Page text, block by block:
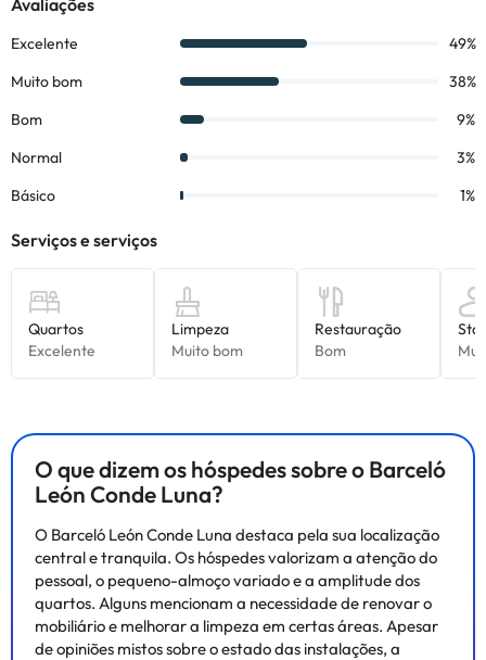
uma extensa lista de vinhos com designação de origem. E, para
American Bar (aberto das 20:00 às 02:00), onde você pode
relaxar e saborear as autênticas obras de arte que compõem o
Alguns dos serviços indicados podem ter custos adicionais. Pode
Todas as informações desta página estão sujeitas a alterações
O que dizem os hóspedes sobre o Barceló
León Conde Luna?
O Barceló León Conde Luna destaca pela sua localização
central e tranquila. Os hóspedes valorizam a atenção do
pessoal, o pequeno-almoço variado e a amplitude dos
quartos. Alguns mencionam a necessidade de renovar o
mobiliário e melhorar a limpeza em certas áreas. Apesar
de opiniões mistos sobre o estado das instalações, a